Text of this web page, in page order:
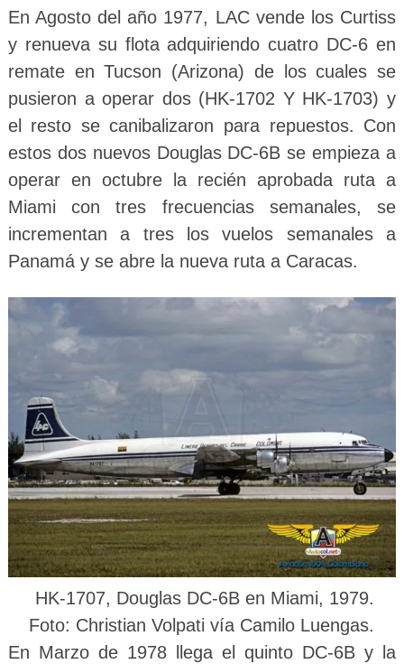
En Agosto del año 1977, LAC vende los Curtiss
y renueva su flota adquiriendo cuatro DC-6 en
remate en Tucson (Arizona) de los cuales se
pusieron a operar dos (HK-1702 Y HK-1703) y
el resto se canibalizaron para repuestos. Con
estos dos nuevos Douglas DC-6B se empieza a
operar en octubre la recién aprobada ruta a
Miami con tres frecuencias semanales, se
incrementan a tres los vuelos semanales a
Panamá y se abre la nueva ruta a Caracas.
HK-1707, Douglas DC-6B en Miami, 1979.
Foto: Christian Volpati vía Camilo Luengas.
En Marzo de 1978 llega el quinto DC-6B y la